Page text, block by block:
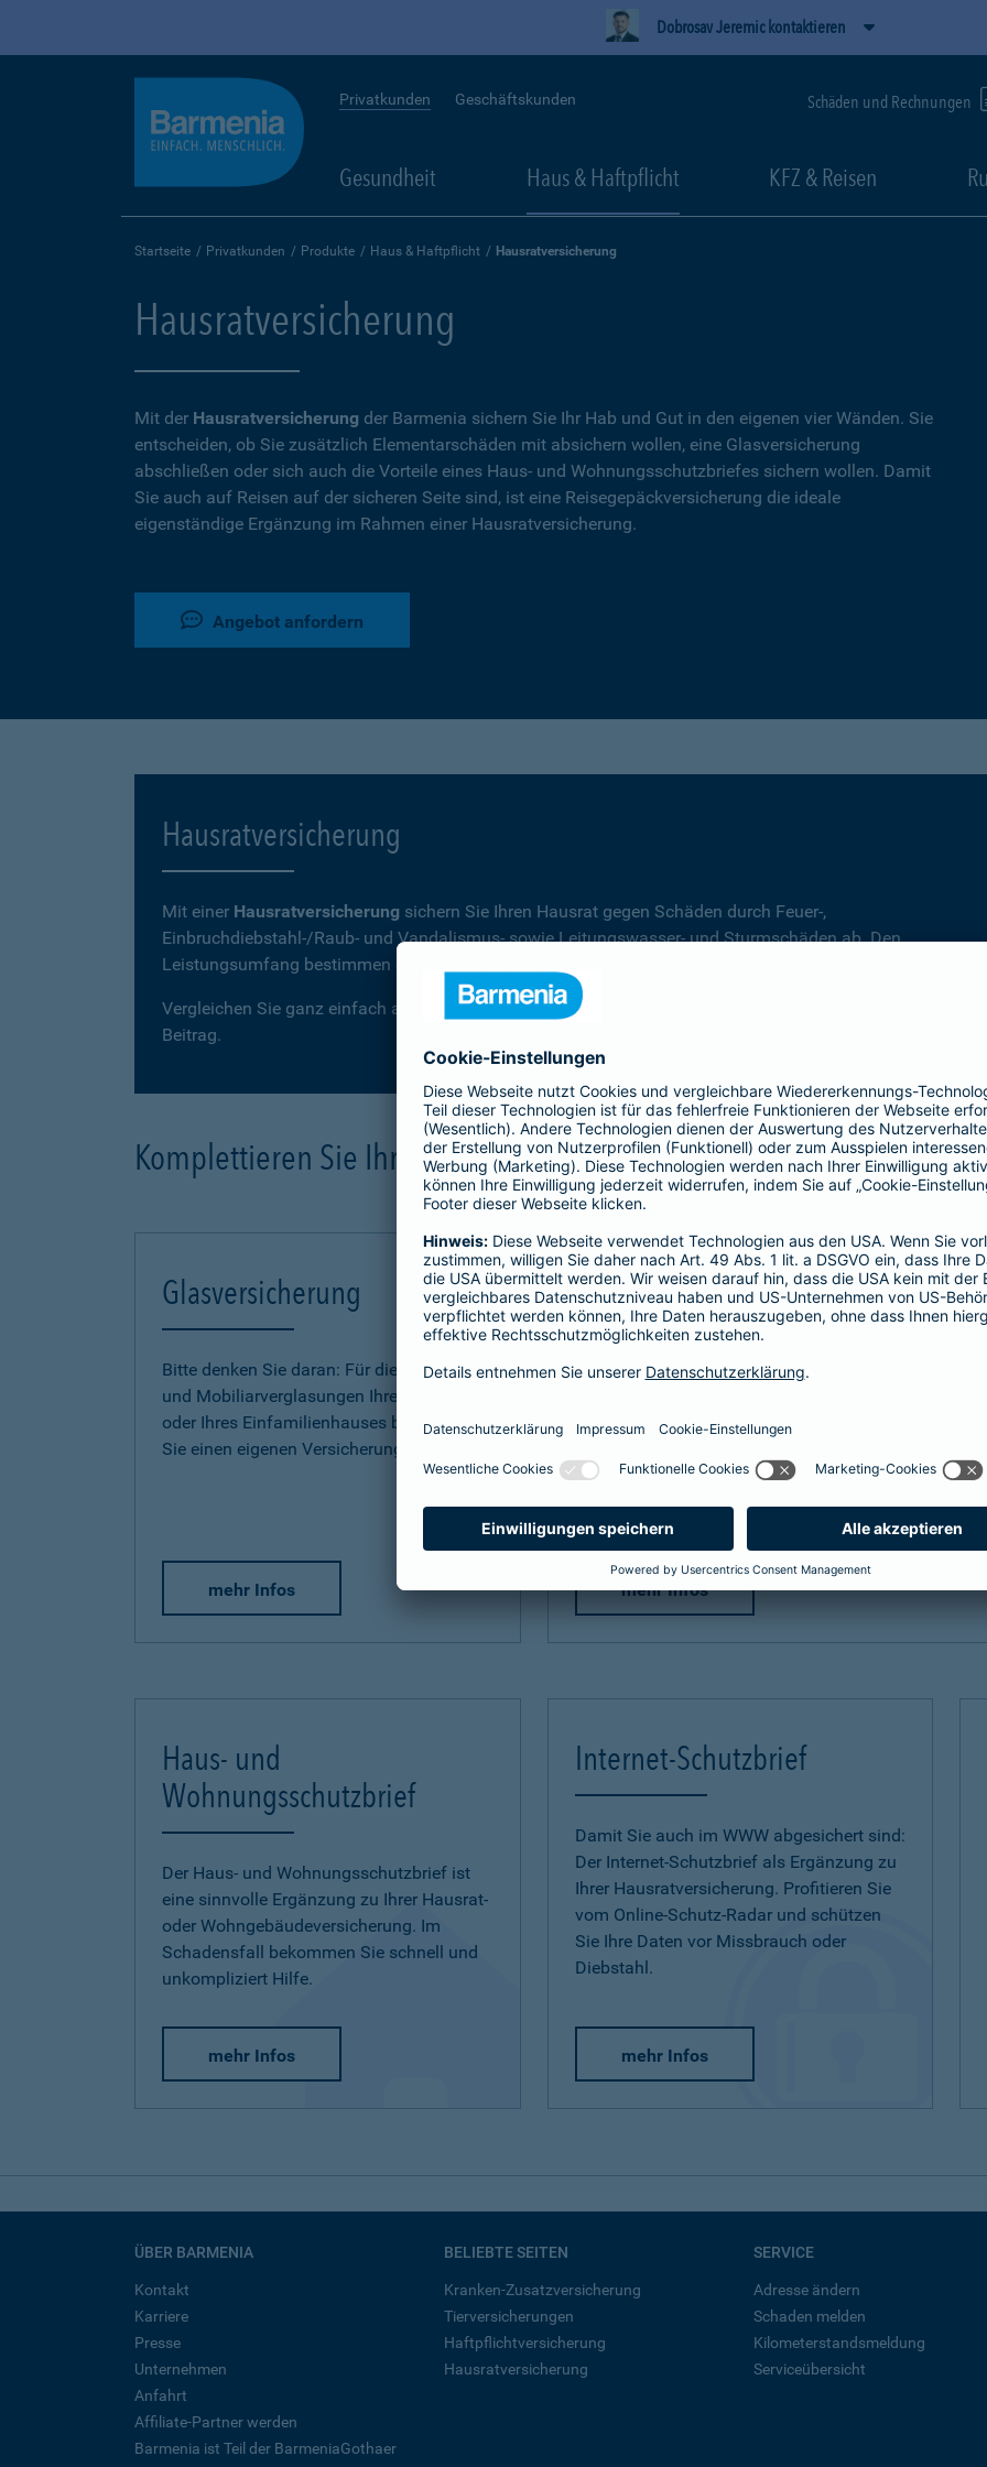
Dobrosav Jeremic kontaktieren
Privatkunden Geschäftskunden Schäden und Rechnungen
Gesundheit Haus & Haftpflicht KFZ & Reisen
Startseite Privatkunden Produkte Haus & Haftpflicht Hausratversicherung
Hausratversicherung
Mit der Hausratversicherung der Barmenia sichern Sie Ihr Hab und Gut in den eigenen vier Wänden. Sie
entscheiden, ob Sie zusätzlich Elementarschäden mit absichern wollen, eine Glasversicherung
abschließen oder sich auch die Vorteile eines Haus- und Wohnungsschutzbriefes sichern wollen. Damit
Sie auch auf Reisen auf der sicheren Seite sind, ist eine Reisegepäckversicherung die ideale
eigenständige Ergänzung im Rahmen einer Hausratversicherung.
Angebot anfordern
Hausratversicherung
Mit einer Hausratversicherung sichern Sie Ihren Hausrat gegen Schäden durch Feuer-,
Einbruchdiebstahl-/Raub- und Vandalismus- sowie Leitungswasser- und Sturmschäden ab. Den
Leistungsumfang bestimmen Sie mit Ihrer Entscheidung für den
Vergleichen Sie ganz einfach auf der folgenden Seite die Leistungen und berechnen Sie Ihren
Beitrag.
Komplettieren Sie Ihre Hausratversicherung
Glasversicherung
Bitte denken Sie daran: Für die Gebäude-
und Mobiliarverglasungen Ihrer Wohnung
oder Ihres Einfamilienhauses benötigen
Sie einen eigenen Versicherungsschutz.
mehr Infos
Naturgefahren
Eine Ergänzung zu Ihrer Hausratversicherung, die
Unwetter und extreme Naturereignisse immer
Schäden z. B. durch Überschwemmung, Erdbeben,
ergänzen Sie Ihre Hausratversicherung um eine
mehr Infos
Haus- und
Wohnungsschutzbrief
Der Haus- und Wohnungsschutzbrief ist
eine sinnvolle Ergänzung zu Ihrer Hausrat-
oder Wohngebäudeversicherung. Im
Schadensfall bekommen Sie schnell und
unkompliziert Hilfe.
mehr Infos
Internet-Schutzbrief
Damit Sie auch im WWW abgesichert sind:
Der Internet-Schutzbrief als Ergänzung zu
Ihrer Hausratversicherung. Profitieren Sie
vom Online-Schutz-Radar und schützen
Sie Ihre Daten vor Missbrauch oder
Diebstahl.
mehr Infos
ÜBER BARMENIA
Kontakt
Karriere
Presse
Unternehmen
Anfahrt
Affiliate-Partner werden
Barmenia ist Teil der BarmeniaGothaer
BELIEBTE SEITEN
Kranken-Zusatzversicherung
Tierversicherungen
Haftpflichtversicherung
Hausratversicherung
SERVICE
Adresse ändern
Schaden melden
Kilometerstandsmeldung
Serviceübersicht